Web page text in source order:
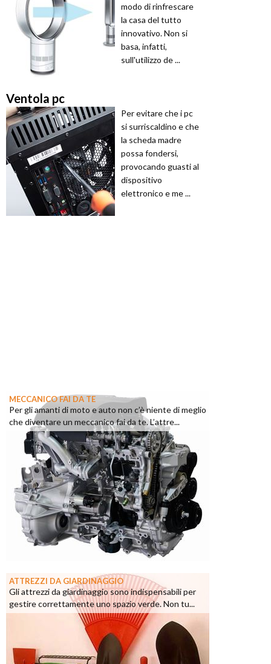
modo di rinfrescare
la casa del tutto
innovativo. Non si
basa, infatti,
sull'utilizzo de ...
Ventola pc
Per evitare che i pc
si surriscaldino e che
la scheda madre
possa fondersi,
provocando guasti al
dispositivo
elettronico e me ...
MECCANICO FAI DA TE
Per gli amanti di moto e auto non c’è niente di meglio
che diventare un meccanico fai da te. L’attre...
ATTREZZI DA GIARDINAGGIO
Gli attrezzi da giardinaggio sono indispensabili per
gestire correttamente uno spazio verde. Non tu...